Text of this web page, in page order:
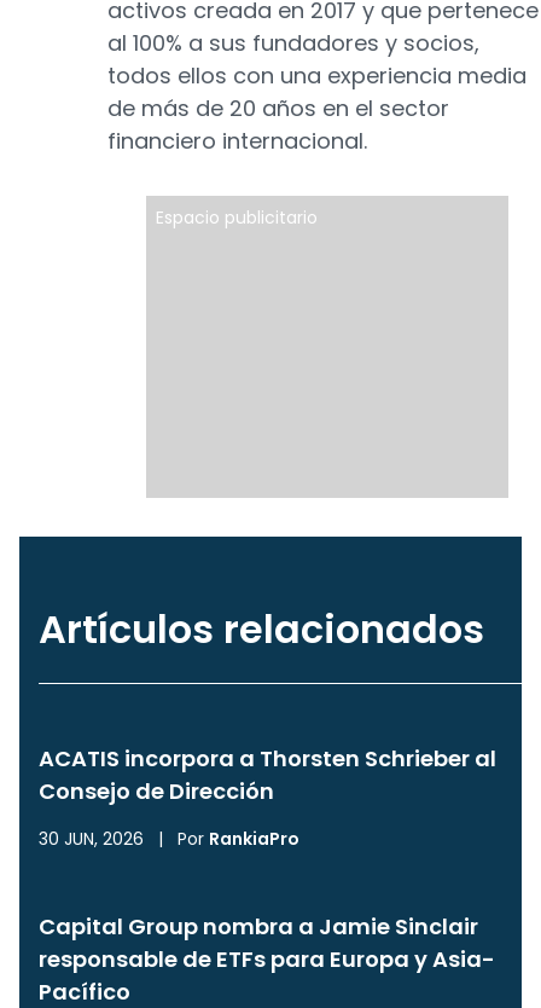
activos creada en 2017 y que pertenece
al 100% a sus fundadores y socios,
todos ellos con una experiencia media
de más de 20 años en el sector
financiero internacional.
Espacio publicitario
Artículos relacionados
ACATIS incorpora a Thorsten Schrieber al
Consejo de Dirección
30 JUN, 2026 | Por RankiaPro
Capital Group nombra a Jamie Sinclair
responsable de ETFs para Europa y Asia-
Pacífico